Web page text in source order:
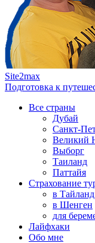
Site2max
Подготовка к
Все страны
Дубай
Санкт-
Великий
Выборг
Таиланд
Паттайя
Страхование
в Тайланд
в Шенген
для
Лайфхаки
Обо мне